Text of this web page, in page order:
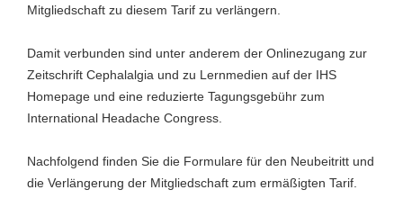
Mitgliedschaft zu diesem Tarif zu verlängern.
Damit verbunden sind unter anderem der Onlinezugang zur
Zeitschrift Cephalalgia und zu Lernmedien auf der IHS
Homepage und eine reduzierte Tagungsgebühr zum
International Headache Congress.
Nachfolgend finden Sie die Formulare für den Neubeitritt und
die Verlängerung der Mitgliedschaft zum ermäßigten Tarif.